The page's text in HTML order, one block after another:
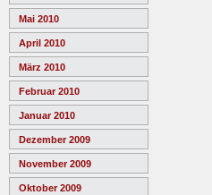
Mai 2010
April 2010
März 2010
Februar 2010
Januar 2010
Dezember 2009
November 2009
Oktober 2009